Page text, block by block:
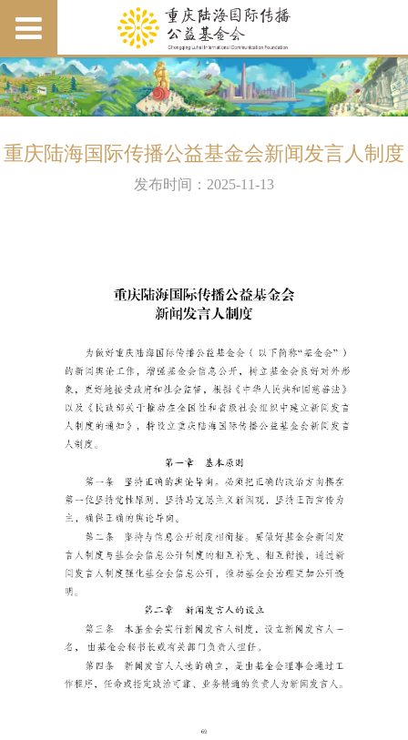
重庆陆海国际传播公益基金会新闻发言人制度
发布时间：2025-11-13